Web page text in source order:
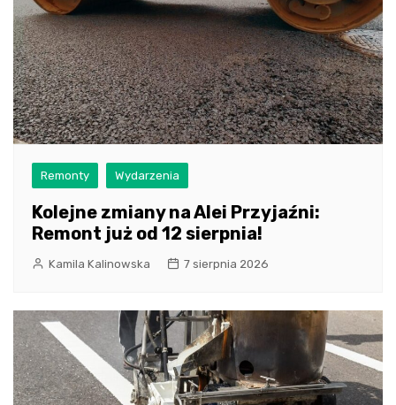
Remonty Wydarzenia
Kolejne zmiany na Alei Przyjaźni:
Remont już od 12 sierpnia!
Kamila Kalinowska 7 sierpnia 2026